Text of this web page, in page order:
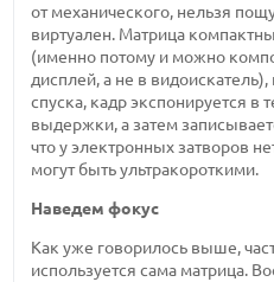
от механического, нельзя
виртуален. Матрица
(именно потому и можно
дисплей, а не в
спуска, кадр экспонируется в
выдержки, а затем
что у электронных затворов
могут быть ультракороткими.
Наведем фокус
Как уже говорилось выше,
используется сама матрица.